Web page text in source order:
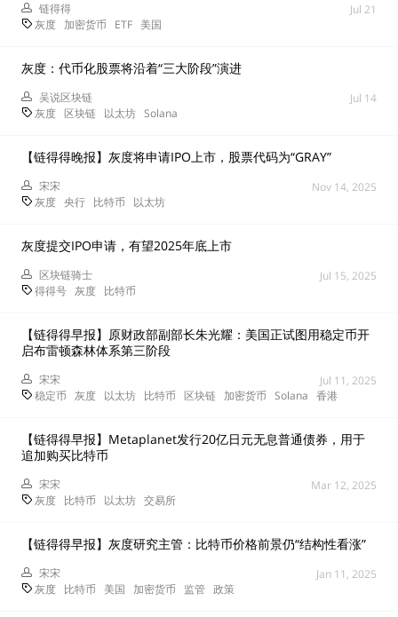
链得得
Jul 21
灰度 加密货币 ETF 美国
灰度：代币化股票将沿着“三大阶段”演进
吴说区块链
Jul 14
灰度 区块链 以太坊 Solana
【链得得晚报】灰度将申请IPO上市，股票代码为“GRAY”
宋宋
Nov 14, 2025
灰度 央行 比特币 以太坊
灰度提交IPO申请，有望2025年底上市
区块链骑士
Jul 15, 2025
得得号 灰度 比特币
【链得得早报】原财政部副部长朱光耀：美国正试图用稳定币开
启布雷顿森林体系第三阶段
宋宋
Jul 11, 2025
稳定币 灰度 以太坊 比特币 区块链 加密货币 Solana 香港
【链得得早报】Metaplanet发行20亿日元无息普通债券，用于
追加购买比特币
宋宋
Mar 12, 2025
灰度 比特币 以太坊 交易所
【链得得早报】灰度研究主管：比特币价格前景仍“结构性看涨”
宋宋
Jan 11, 2025
灰度 比特币 美国 加密货币 监管 政策